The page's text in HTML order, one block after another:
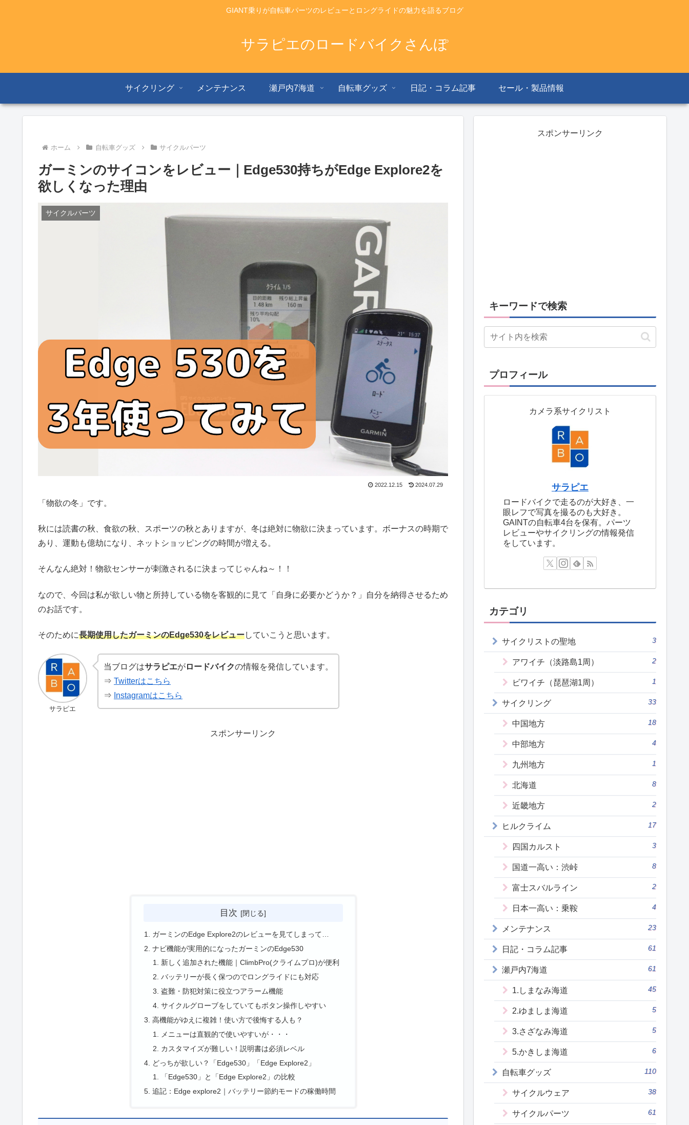
GIANT乗りが自転車パーツのレビューとロングライドの魅力を語るブログ
サラピエのロードバイクさんぽ
サイクリング メンテナンス 瀬戸内7海道 自転車グッズ 日記・コラム記事 セール・製品情報
ホーム 自転車グッズ サイクルパーツ
ガーミンのサイコンをレビュー｜Edge530持ちがEdge Explore2を
欲しくなった理由
サイクルパーツ
2022.12.15 2024.07.29
「物欲の冬」です。
秋には読書の秋、食欲の秋、スポーツの秋とありますが、冬は絶対に物欲に決まっています。ボーナスの時期で
あり、運動も億劫になり、ネットショッピングの時間が増える。
そんなん絶対！物欲センサーが刺激されるに決まってじゃんね～！！
なので、今回は私が欲しい物と所持している物を客観的に見て「自身に必要かどうか？」自分を納得させるため
のお話です。
そのために長期使用したガーミンのEdge530をレビューしていこうと思います。
サラピエ
当ブログはサラピエがロードバイクの情報を発信しています。
⇒ Twitterはこちら
⇒ Instagramはこちら
スポンサーリンク
目次
ガーミンのEdge Explore2のレビューを見てしまって…
ナビ機能が実用的になったガーミンのEdge530
新しく追加された機能｜ClimbPro(クライムプロ)が便利
バッテリーが長く保つのでロングライドにも対応
盗難・防犯対策に役立つアラーム機能
サイクルグローブをしていてもボタン操作しやすい
高機能がゆえに複雑！使い方で後悔する人も？
メニューは直観的で使いやすいが・・・
カスタマイズが難しい！説明書は必須レベル
どっちが欲しい？「Edge530」「Edge Explore2」
「Edge530」と「Edge Explore2」の比較
追記：Edge explore2｜バッテリー節約モードの稼働時間
スポンサーリンク
キーワードで検索
プロフィール
カメラ系サイクリスト
サラピエ
ロードバイクで走るのが大好き、一
眼レフで写真を撮るのも大好き。
GAINTの自転車4台を保有。パーツ
レビューやサイクリングの情報発信
をしています。
カテゴリ
サイクリストの聖地 3
アワイチ（淡路島1周） 2
ビワイチ（琵琶湖1周） 1
サイクリング 33
中国地方 18
中部地方 4
九州地方 1
北海道 8
近畿地方 2
ヒルクライム 17
四国カルスト 3
国道一高い：渋峠 8
富士スバルライン 2
日本一高い：乗鞍 4
メンテナンス 23
日記・コラム記事 61
瀬戸内7海道 61
1.しまなみ海道 45
2.ゆましま海道 5
3.さざなみ海道 5
5.かきしま海道 6
自転車グッズ 110
サイクルウェア 38
サイクルパーツ 61